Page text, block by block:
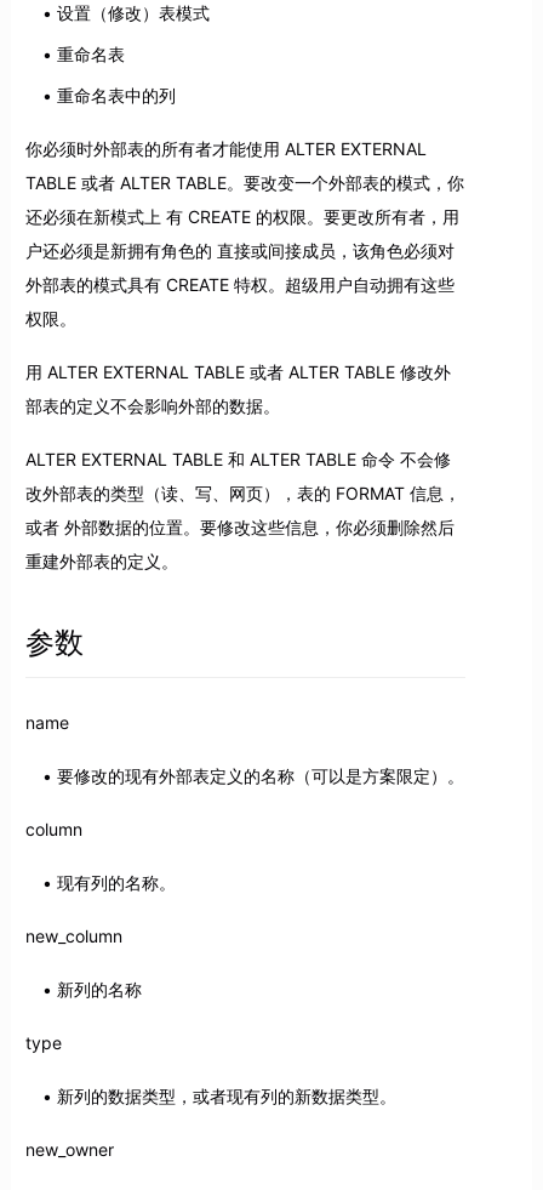
设置（修改）表模式
重命名表
重命名表中的列
你必须时外部表的所有者才能使用 ALTER EXTERNAL
TABLE 或者 ALTER TABLE。要改变一个外部表的模式，你
还必须在新模式上 有 CREATE 的权限。要更改所有者，用
户还必须是新拥有角色的 直接或间接成员，该角色必须对
外部表的模式具有 CREATE 特权。超级用户自动拥有这些
权限。
用 ALTER EXTERNAL TABLE 或者 ALTER TABLE 修改外
部表的定义不会影响外部的数据。
ALTER EXTERNAL TABLE 和 ALTER TABLE 命令 不会修
改外部表的类型（读、写、网页），表的 FORMAT 信息，
或者 外部数据的位置。要修改这些信息，你必须删除然后
重建外部表的定义。
参数
name
要修改的现有外部表定义的名称（可以是方案限定）。
column
现有列的名称。
new_column
新列的名称
type
新列的数据类型，或者现有列的新数据类型。
new_owner